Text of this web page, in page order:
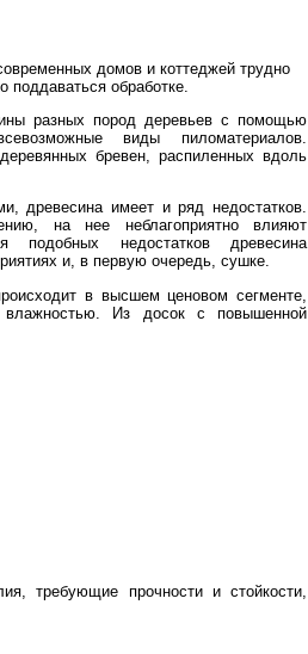
домов и коттеджей трудно
обработке.
разных пород деревьев с помощью
виды пиломатериалов.
бревен, распиленных вдоль
древесина имеет и ряд недостатков.
на нее неблагоприятно влияют
подобных недостатков древесина
и, в первую очередь, сушке.
в высшем ценовом сегменте,
влажностью. Из досок с повышенной
требующие прочности и стойкости,